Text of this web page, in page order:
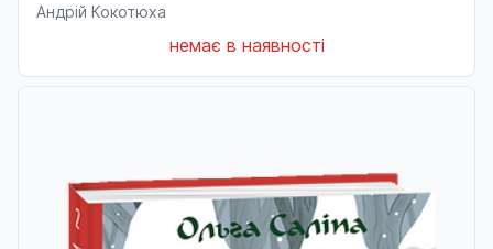
Андрій Кокотюха
немає в наявності